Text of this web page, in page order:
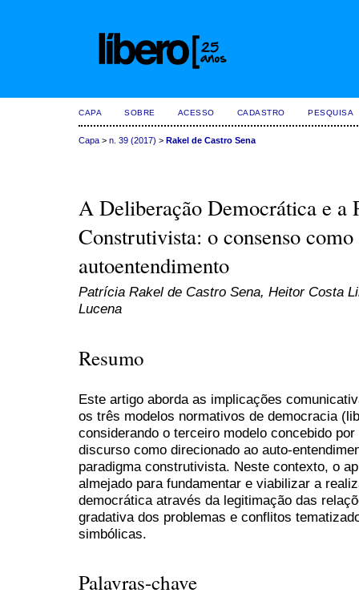
CAPA SOBRE ACESSO CADASTRO PESQUISA
Capa > n. 39 (2017) > Rakel de Castro Sena
A Deliberação Democrática e a
Construtivista: o consenso
autoentendimento
Patrícia Rakel de Castro Sena, Heitor Costa
Lucena
Resumo
Este artigo aborda as implicações
os três modelos normativos de democracia
considerando o terceiro modelo concebido
discurso como direcionado ao auto-
paradigma construtivista. Neste contexto, o
almejado para fundamentar e viabilizar a
democrática através da legitimação das
gradativa dos problemas e conflitos
simbólicas.
Palavras-chave